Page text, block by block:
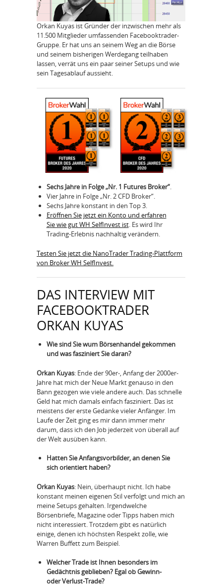
Orkan Kuyas ist Gründer der inzwischen mehr als
11.500 Mitglieder umfassenden Facebooktrader-
Gruppe. Er hat uns an seinem Weg an die Börse
und seinem bisherigen Werdegang teilhaben
lassen, verrät uns ein paar seiner Setups und wie
sein Tagesablauf aussieht.
Sechs Jahre in Folge „Nr. 1 Futures Broker“.
Vier Jahre in Folge „Nr. 2 CFD Broker“.
Sechs Jahre konstant in den Top 3.
Eröffnen Sie jetzt ein Konto und erfahren
Sie wie gut WH SelfInvest ist. Es wird Ihr
Trading-Erlebnis nachhaltig verändern.
Testen Sie jetzt die NanoTrader Trading-Plattform
von Broker WH SelfInvest.
DAS INTERVIEW MIT
FACEBOOKTRADER
ORKAN KUYAS
Wie sind Sie wum Börsenhandel gekommen
und was fasziniert Sie daran?
Orkan Kuyas: Ende der 90er-, Anfang der 2000er-
Jahre hat mich der Neue Markt genauso in den
Bann gezogen wie viele andere auch. Das schnelle
Geld hat mich damals einfach fasziniert. Das ist
meistens der erste Gedanke vieler Anfänger. Im
Laufe der Zeit ging es mir dann immer mehr
darum, dass ich den Job jederzeit von überall auf
der Welt ausüben kann.
Hatten Sie Anfangsvorbilder, an denen Sie
sich orientiert haben?
Orkan Kuyas: Nein, überhaupt nicht. Ich habe
konstant meinen eigenen Stil verfolgt und mich an
meine Setups gehalten. Irgendwelche
Börsenbriefe, Magazine oder Tipps haben mich
nicht interessiert. Trotzdem gibt es natürlich
einige, denen ich höchsten Respekt zolle, wie
Warren Buffett zum Beispiel.
Welcher Trade ist Ihnen besonders im
Gedächtnis geblieben? Egal ob Gewinn-
oder Verlust-Trade?